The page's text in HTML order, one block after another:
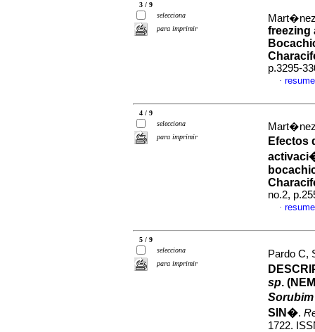
3 / 9
selecciona
para imprimir
freezing
p.3295-
·
4 / 9
selecciona
para imprimir
Efectos
no.2,
·
5 / 9
selecciona
para imprimir
Pardo C,
sp.
SIN�.
1722.